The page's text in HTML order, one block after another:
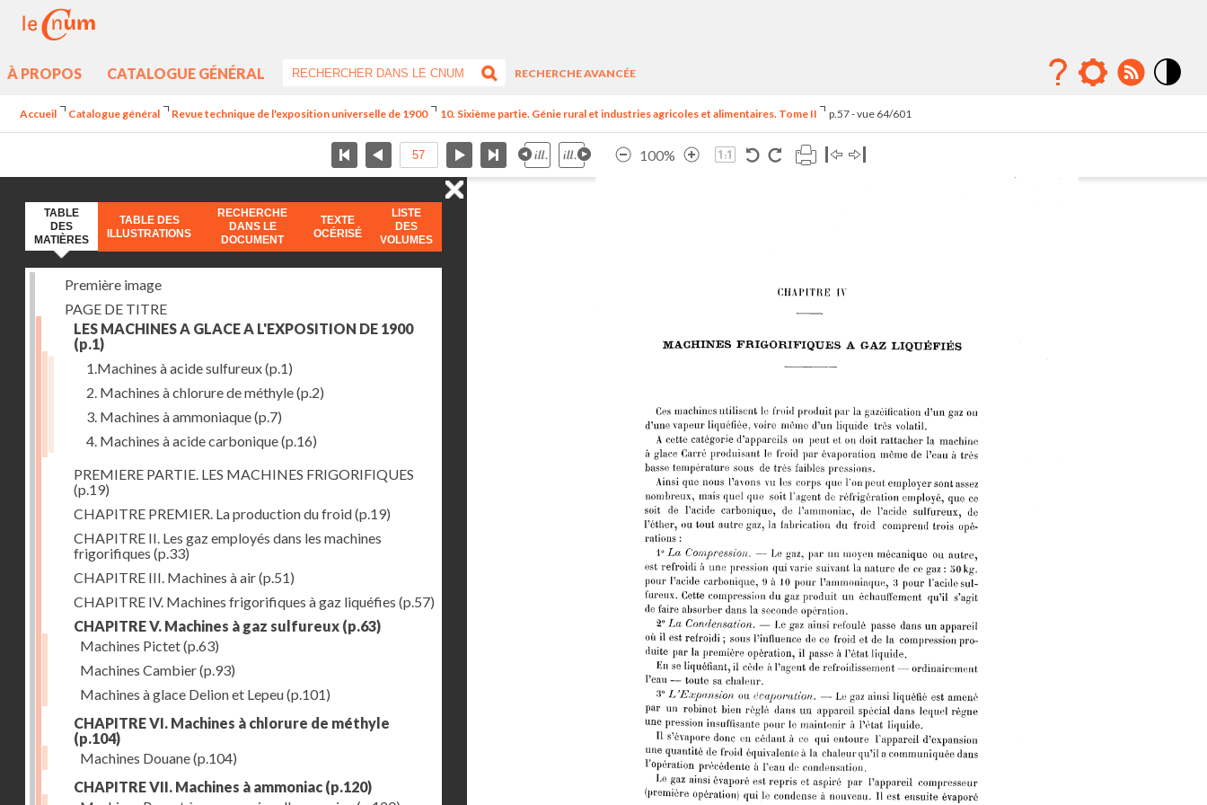
À PROPOS CATALOGUE GÉNÉRAL
RECHERCHE AVANCÉE
Accueil Catalogue général Revue technique de l'exposition universelle de 1900 10. Sixième partie. Génie rural et industries agricoles et alimentaires. Tome II p.57 - vue 64/601
100%
TABLE
DES
MATIÈRES
TABLE DES
ILLUSTRATIONS
RECHERCHE
DANS LE
DOCUMENT
TEXTE
OCÉRISÉ
LISTE
DES
VOLUMES
Première image
PAGE DE TITRE
LES MACHINES A GLACE A L'EXPOSITION DE 1900
(p.1)
1.Machines à acide sulfureux(p.1)
2. Machines à chlorure de méthyle(p.2)
3. Machines à ammoniaque(p.7)
4. Machines à acide carbonique(p.16)
PREMIERE PARTIE. LES MACHINES FRIGORIFIQUES
(p.19)
CHAPITRE PREMIER. La production du froid(p.19)
CHAPITRE II. Les gaz employés dans les machines
frigorifiques (p.33)
CHAPITRE III. Machines à air(p.51)
CHAPITRE IV. Machines frigorifiques à gaz liquéfies (p.57)
CHAPITRE V. Machines à gaz sulfureux (p.63)
Machines Pictet(p.63)
Machines Cambier(p.93)
Machines à glace Delion et Lepeu(p.101)
CHAPITRE VI. Machines à chlorure de méthyle
(p.104)
Machines Douane(p.104)
CHAPITRE VII. Machines à ammoniac (p.120)